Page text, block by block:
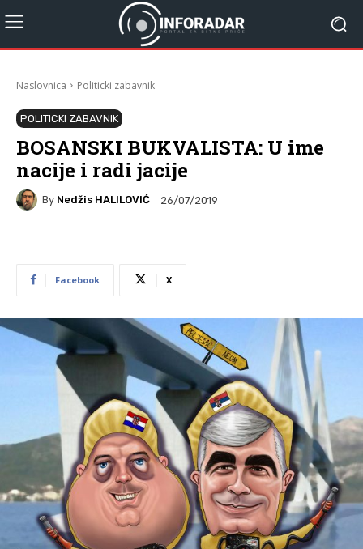
Naslovnica Politicki zabavnik
POLITICKI ZABAVNIK
BOSANSKI BUKVALISTA: U ime
nacije i radi jacije
By Nedžis HALILOVIĆ 26/07/2019
Facebook X